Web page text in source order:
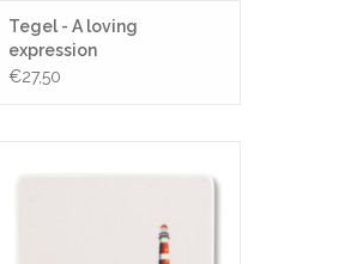
Tegel - A loving
expression
€27,50
van Ameland- 5 x 5 cm